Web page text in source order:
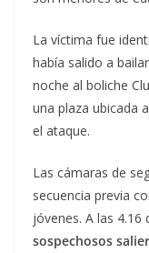
La víctima fue
había salido a
noche al boliche
una plaza ubicada
el ataque.
Las cámaras de
secuencia previa
jóvenes. A las 4.16
sospechosos